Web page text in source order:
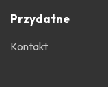
Przydatne
Kontakt